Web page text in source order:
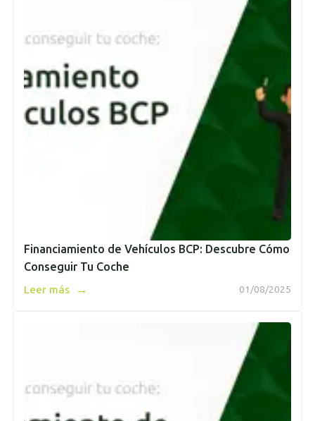
Financiamiento de Vehículos BCP: Descubre Cómo
Conseguir Tu Coche
01/08/2025
Leer más →